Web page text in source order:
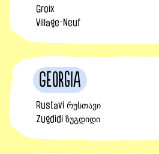
Groix
Village-Neuf
Georgia
Rustavi რუსთავი
Zugdidi ზუგდიდი